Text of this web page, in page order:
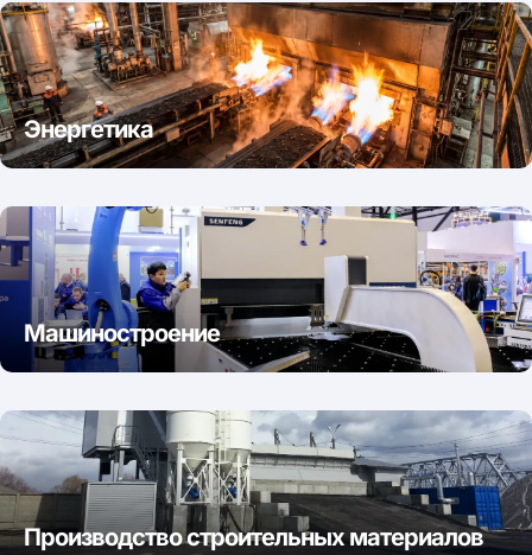
Энергетика
Машиностроение
Производство строительных материалов